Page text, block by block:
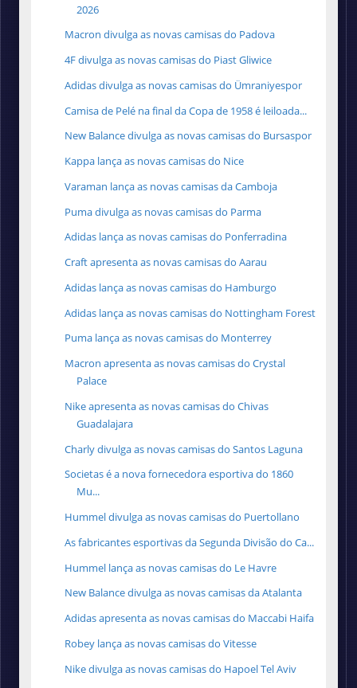
2026
Macron divulga as novas camisas do Padova
4F divulga as novas camisas do Piast Gliwice
Adidas divulga as novas camisas do Ümraniyespor
Camisa de Pelé na final da Copa de 1958 é leiloada...
New Balance divulga as novas camisas do Bursaspor
Kappa lança as novas camisas do Nice
Varaman lança as novas camisas da Camboja
Puma divulga as novas camisas do Parma
Adidas lança as novas camisas do Ponferradina
Craft apresenta as novas camisas do Aarau
Adidas lança as novas camisas do Hamburgo
Adidas lança as novas camisas do Nottingham Forest
Puma lança as novas camisas do Monterrey
Macron apresenta as novas camisas do Crystal
Palace
Nike apresenta as novas camisas do Chivas
Guadalajara
Charly divulga as novas camisas do Santos Laguna
Societas é a nova fornecedora esportiva do 1860
Mu...
Hummel divulga as novas camisas do Puertollano
As fabricantes esportivas da Segunda Divisão do Ca...
Hummel lança as novas camisas do Le Havre
New Balance divulga as novas camisas da Atalanta
Adidas apresenta as novas camisas do Maccabi Haifa
Robey lança as novas camisas do Vitesse
Nike divulga as novas camisas do Hapoel Tel Aviv